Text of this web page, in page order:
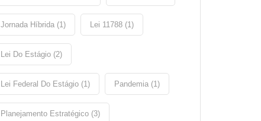
Jornada Híbrida (1) Lei 11788 (1)
Lei Do Estágio (2)
Lei Federal Do Estágio (1) Pandemia (1)
Planejamento Estratégico (3)